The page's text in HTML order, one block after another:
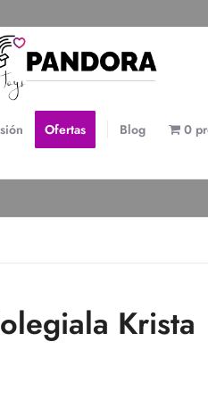
Ofertas Blog 0
Krista